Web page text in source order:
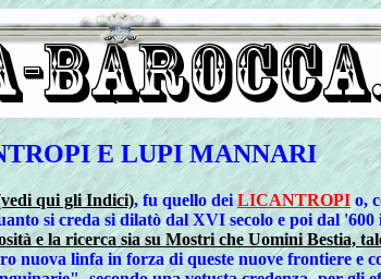
E LUPI MANNARI
qui gli Indici), fu quello deiLICANTROPIo,
si creda si dilatò dal XVI secolo e poi dal
e la ricerca sia su Mostri che Uomini Bestia,
nuova linfa in forza di queste nuove frontiere e